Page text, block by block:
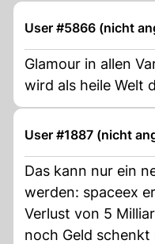
User #5866 (nicht
Glamour in allen
wird als heile Welt
User #1887 (nicht
Das kann nur ein
werden: spaceex erbeitete letztes Jahr einen
Verlust von 5 Milliarden $ Wer dieser Firma
noch Geld